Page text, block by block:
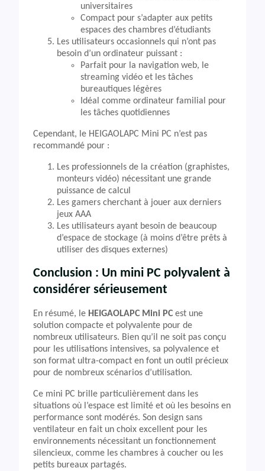
universitaires
Compact pour s’adapter aux petits
espaces des chambres d’étudiants
Les utilisateurs occasionnels qui n’ont pas
besoin d’un ordinateur puissant :
Parfait pour la navigation web, le
streaming vidéo et les tâches
bureautiques légères
Idéal comme ordinateur familial pour
les tâches quotidiennes
Cependant, le HEIGAOLAPC Mini PC n’est pas
recommandé pour :
Les professionnels de la création (graphistes,
monteurs vidéo) nécessitant une grande
puissance de calcul
Les gamers cherchant à jouer aux derniers
jeux AAA
Les utilisateurs ayant besoin de beaucoup
d’espace de stockage (à moins d’être prêts à
utiliser des disques externes)
Conclusion : Un mini PC polyvalent à
considérer sérieusement
En résumé, le HEIGAOLAPC Mini PC est une
solution compacte et polyvalente pour de
nombreux utilisateurs. Bien qu’il ne soit pas conçu
pour les utilisations intensives, sa polyvalence et
son format ultra-compact en font un outil précieux
pour de nombreux scénarios d’utilisation.
Ce mini PC brille particulièrement dans les
situations où l’espace est limité et où les besoins en
performance sont modérés. Son design sans
ventilateur en fait un choix excellent pour les
environnements nécessitant un fonctionnement
silencieux, comme les chambres à coucher ou les
petits bureaux partagés.